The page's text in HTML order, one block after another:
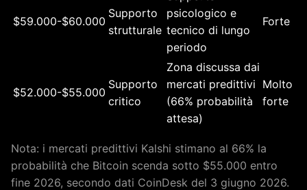
$59.000-$60.000
Supporto
strutturale
psicologico e
tecnico di lungo
periodo
Forte
$52.000-$55.000
Supporto
critico
Zona discussa dai
mercati predittivi
(66% probabilità
attesa)
Molto
forte
Nota: i mercati predittivi Kalshi stimano al 66% la
probabilità che Bitcoin scenda sotto $55.000 entro
fine 2026, secondo dati CoinDesk del 3 giugno 2026.